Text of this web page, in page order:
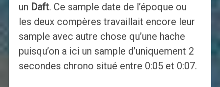
un Daft. Ce sample date de l’époque ou
les deux compères travaillait encore leur
sample avec autre chose qu’une hache
puisqu’on a ici un sample d’uniquement 2
secondes chrono situé entre 0:05 et 0:07.